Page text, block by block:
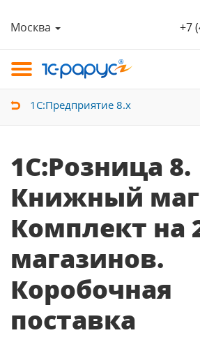
Москва +7
1С:Предприятие 8.х
1С:Розница 8.
Книжный
Комплект на
магазинов.
Коробочная
поставка